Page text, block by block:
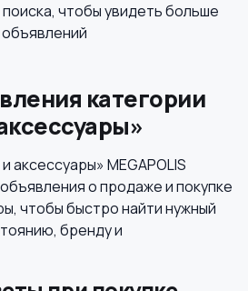
чтобы увидеть больше
объявлений
категории
аксессуары» MEGAPOLIS
о продаже и покупке
чтобы быстро найти нужный
бренду и